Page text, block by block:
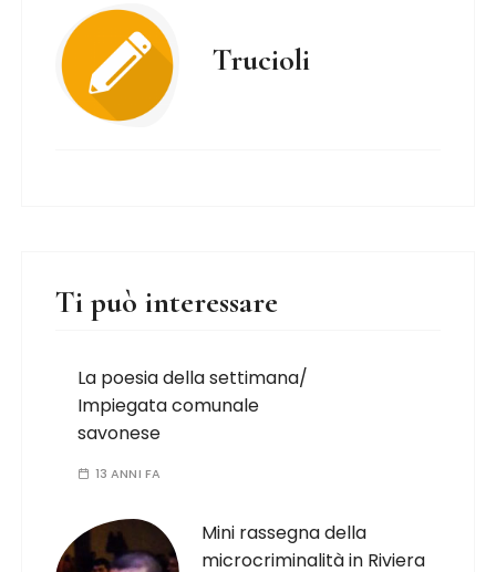
Trucioli
Ti può interessare
La poesia della settimana/
Impiegata comunale
savonese
13 ANNI FA
Mini rassegna della
microcriminalità in Riviera